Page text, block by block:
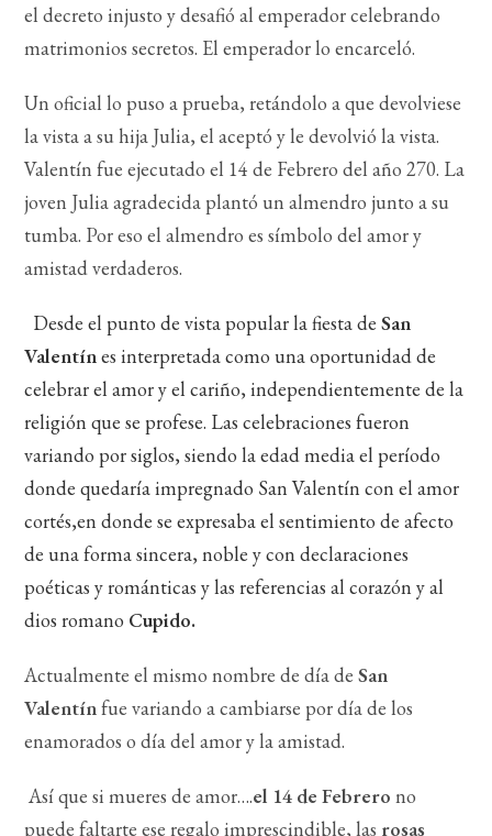
el decreto injusto y desafió al emperador celebrando
matrimonios secretos. El emperador lo encarceló.
Un oficial lo puso a prueba, retándolo a que devolviese
la vista a su hija Julia, el aceptó y le devolvió la vista.
Valentín fue ejecutado el 14 de Febrero del año 270. La
joven Julia agradecida plantó un almendro junto a su
tumba. Por eso el almendro es símbolo del amor y
amistad verdaderos.
Desde el punto de vista popular la fiesta de San
Valentínes interpretada como una oportunidad de
celebrar el amor y el cariño, independientemente de la
religión que se profese. Las celebraciones fueron
variando por siglos, siendo la edad media el período
donde quedaría impregnado San Valentín con el amor
cortés,en donde se expresaba el sentimiento de afecto
de una forma sincera, noble y con declaraciones
poéticas y románticas y las referencias al corazón y al
dios romano Cupido.
Actualmente el mismo nombre de día de San
Valentínfue variando a cambiarse por día de los
enamorados o día del amor y la amistad.
Así que si mueres de amor….el 14 de Febrero no
puede faltarte ese regalo imprescindible, las rosas